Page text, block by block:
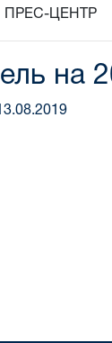
ПРЕС-ЦЕНТР
на